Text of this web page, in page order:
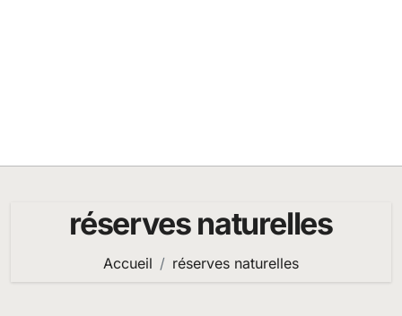
réserves naturelles
Accueil réserves naturelles